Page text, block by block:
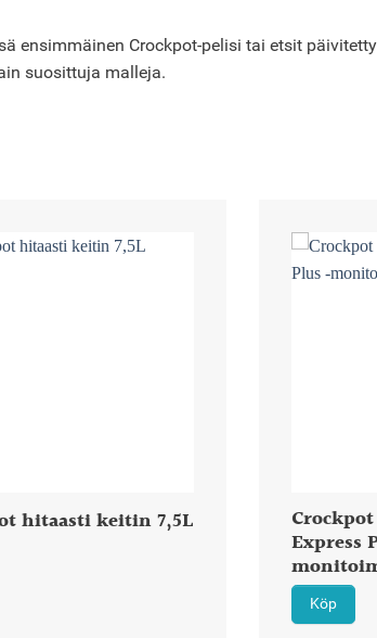
ensimmäinen Crockpot-pelisi tai etsit
suosittuja malleja.
hitaasti keitin 7,5L
Express
Köp